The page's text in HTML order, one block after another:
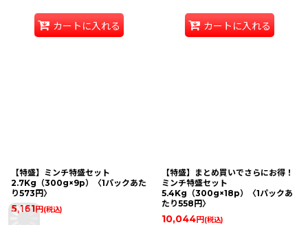
カートに入れる カートに入れる
【特盛】ミンチ特盛セット
2.7Kg（300g×9p）〈1パックあた
り573円〉
5,161円 (税込)
【特盛】まとめ買いでさらにお得！
ミンチ特盛セット
5.4Kg（300g×18p）〈1パックあ
たり558円〉
10,044円 (税込)